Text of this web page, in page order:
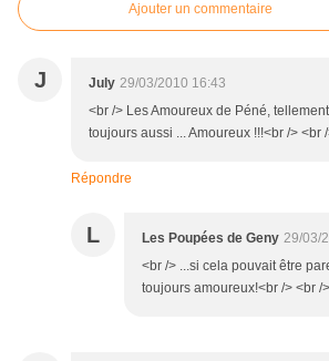
Ajouter un commentaire
J July 29/03/2010 16:43
<br /> Les Amoureux de Péné,
toujours aussi ... Amoureux !!!<br /> <br
Répondre
L Les Poupées de Geny 29/03/
<br /> ...si cela pouvait être
toujours amoureux!<br /> <br /